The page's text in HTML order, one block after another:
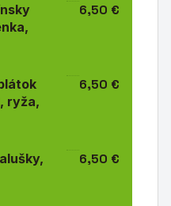
6,50 €
ryža,
6,50 €
6,50 €